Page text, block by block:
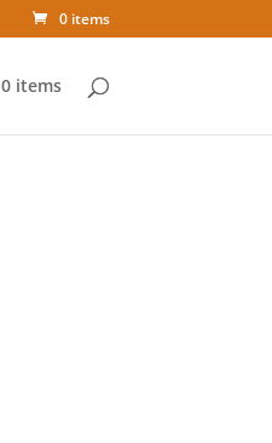
0 items
0 items